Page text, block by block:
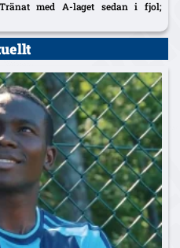
med A-laget sedan i fjol;